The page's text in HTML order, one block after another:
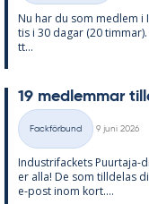
Nu har du som med­lem
tis i 30 da­gar (20
tt...
19 med­lem­mar
Kategorier
Fackförbund
9 juni 2026
In­du­stri­fac­kets Pu­ur­ta­ja-
er alla! De som till­de­las
e-post inom kort....